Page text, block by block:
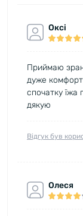
Оксі
Приймаю
дуже
спочатку їжа
дякую
Відгук був
Олеся